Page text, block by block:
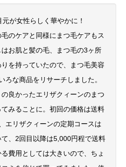
が女性らしく華やかに！
のケアと同様にまつ毛ケアもス
お肌と髪の毛、まつ毛の3ヶ所
を持っていたので、まつ毛美容
ろな商品をリサーチしました。
良かったエリザクィーンのまつ
みることに。初回の価格は送料
エリザクィーンの定期コースは
、2回目以降は5,000円程で送料
費用としては大きいので、ちょ